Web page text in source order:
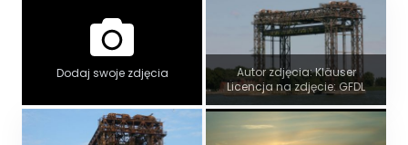
Dodaj swoje zdjęcia
Autor zdjęcia: Kläuser
Licencja na zdjęcie: GFDL